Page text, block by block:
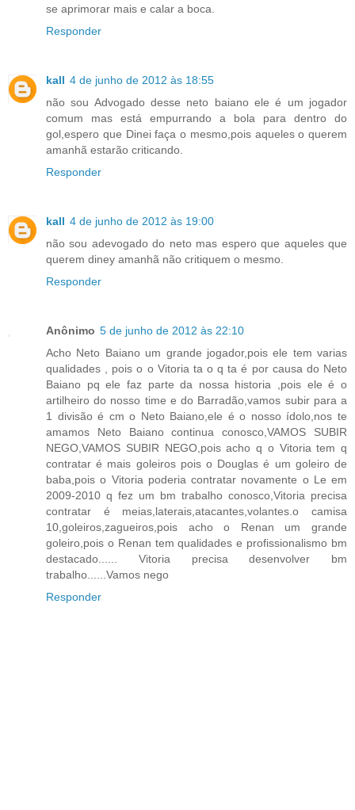
se aprimorar mais e calar a boca.
Responder
kall 4 de junho de 2012 às 18:55
não sou Advogado desse neto baiano ele é um jogador
comum mas está empurrando a bola para dentro do
gol,espero que Dinei faça o mesmo,pois aqueles o querem
amanhã estarão criticando.
Responder
kall 4 de junho de 2012 às 19:00
não sou adevogado do neto mas espero que aqueles que
querem diney amanhã não critiquem o mesmo.
Responder
Anônimo 5 de junho de 2012 às 22:10
Acho Neto Baiano um grande jogador,pois ele tem varias
qualidades , pois o o Vitoria ta o q ta é por causa do Neto
Baiano pq ele faz parte da nossa historia ,pois ele é o
artilheiro do nosso time e do Barradão,vamos subir para a
1 divisão é cm o Neto Baiano,ele é o nosso ídolo,nos te
amamos Neto Baiano continua conosco,VAMOS SUBIR
NEGO,VAMOS SUBIR NEGO,pois acho q o Vitoria tem q
contratar é mais goleiros pois o Douglas é um goleiro de
baba,pois o Vitoria poderia contratar novamente o Le em
2009-2010 q fez um bm trabalho conosco,Vitoria precisa
contratar é meias,laterais,atacantes,volantes.o camisa
10,goleiros,zagueiros,pois acho o Renan um grande
goleiro,pois o Renan tem qualidades e profissionalismo bm
destacado...... Vitoria precisa desenvolver bm
trabalho......Vamos nego
Responder